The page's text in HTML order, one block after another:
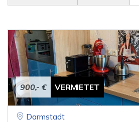
900,- € VERMIETET
Darmstadt